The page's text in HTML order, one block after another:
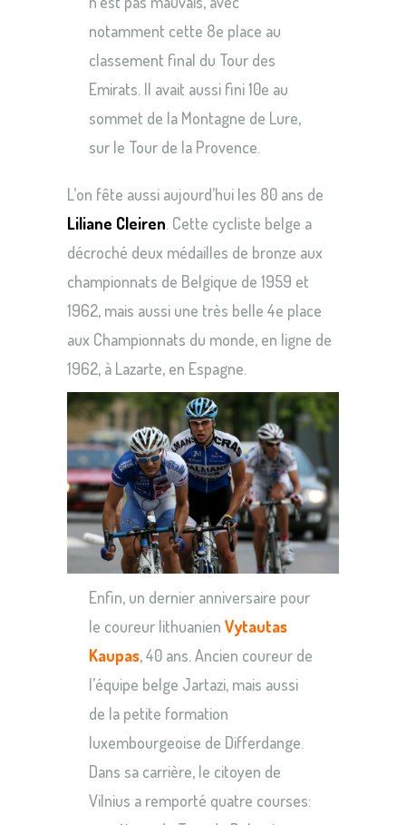
notamment cette 8e place au
classement final du Tour des
Emirats. Il avait aussi fini 10e au
sommet de la Montagne de Lure,
sur le Tour de la Provence.
L’on fête aussi aujourd’hui les 80 ans de
Liliane Cleiren. Cette cycliste belge a
décroché deux médailles de bronze aux
championnats de Belgique de 1959 et
1962, mais aussi une très belle 4e place
aux Championnats du monde, en ligne de
1962, à Lazarte, en Espagne.
Enfin, un dernier anniversaire pour
le coureur lithuanien Vytautas
Kaupas, 40 ans. Ancien coureur de
l’équipe belge Jartazi, mais aussi
de la petite formation
luxembourgeoise de Differdange.
Dans sa carrière, le citoyen de
Vilnius a remporté quatre courses: